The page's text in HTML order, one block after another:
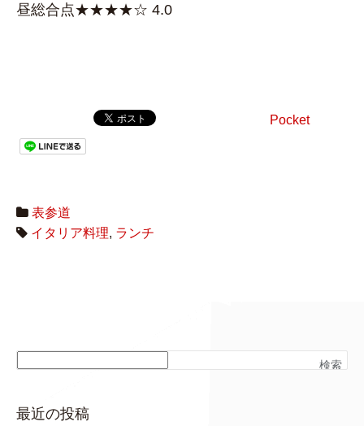
昼総合点★★★★☆ 4.0
Pocket
表参道
イタリア料理, ランチ
検索
最近の投稿